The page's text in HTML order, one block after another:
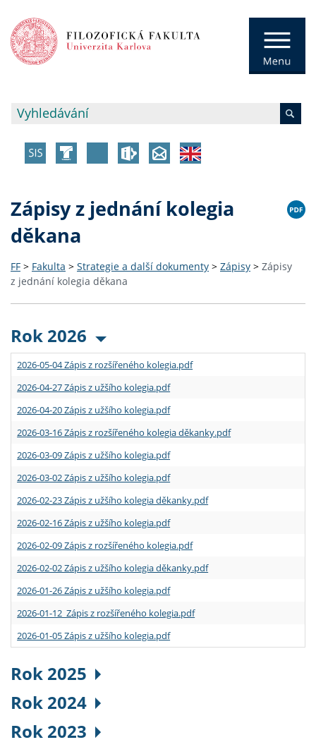
Zápisy z jednání kolegia
děkana
FF > Fakulta > Strategie a další dokumenty > Zápisy > Zápisy
z jednání kolegia děkana
Rok 2026
2026-05-04 Zápis z rozšířeného kolegia.pdf
2026-04-27 Zápis z užšího kolegia.pdf
2026-04-20 Zápis z užšího kolegia.pdf
2026-03-16 Zápis z rozšířeného kolegia děkanky.pdf
2026-03-09 Zápis z užšího kolegia.pdf
2026-03-02 Zápis z užšího kolegia.pdf
2026-02-23 Zápis z užšího kolegia děkanky.pdf
2026-02-16 Zápis z užšího kolegia.pdf
2026-02-09 Zápis z rozšířeného kolegia.pdf
2026-02-02 Zápis z užšího kolegia děkanky.pdf
2026-01-26 Zápis z užšího kolegia.pdf
2026-01-12 Zápis z rozšířeného kolegia.pdf
2026-01-05 Zápis z užšího kolegia.pdf
Rok 2025
Rok 2024
Rok 2023